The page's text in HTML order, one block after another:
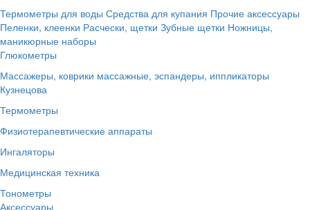
Термометры для воды Средства для купания Прочие аксессуары
Пеленки, клеенки Расчески, щетки Зубные щетки Ножницы,
маникюрные наборы
Глюкометры
Массажеры, коврики массажные, эспандеры, иппликаторы
Кузнецова
Термометры
Физиотерапевтические аппараты
Ингаляторы
Медицинская техника
Тонометры
Аксессуары